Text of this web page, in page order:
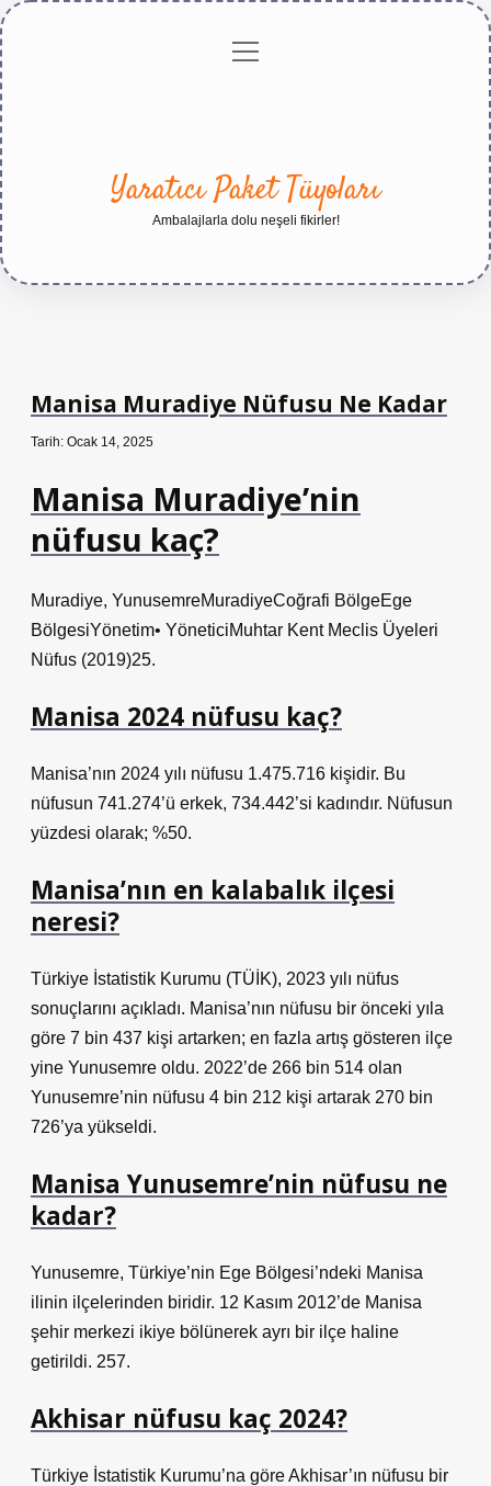
Gizlilikmenüyü
Yaratıcı Paket Tüyoları
Ambalajlarla dolu neşeli fikirler!
Manisa Muradiye Nüfusu Ne Kadar
Tarih: Ocak 14, 2025
Manisa Muradiye’nin
nüfusu kaç?
Muradiye, YunusemreMuradiyeCoğrafi BölgeEge
BölgesiYönetim• YöneticiMuhtar Kent Meclis Üyeleri
Nüfus (2019)25.
Manisa 2024 nüfusu kaç?
Manisa’nın 2024 yılı nüfusu 1.475.716 kişidir. Bu
nüfusun 741.274’ü erkek, 734.442’si kadındır. Nüfusun
yüzdesi olarak; %50.
Manisa’nın en kalabalık ilçesi
neresi?
Türkiye İstatistik Kurumu (TÜİK), 2023 yılı nüfus
sonuçlarını açıkladı. Manisa’nın nüfusu bir önceki yıla
göre 7 bin 437 kişi artarken; en fazla artış gösteren ilçe
yine Yunusemre oldu. 2022’de 266 bin 514 olan
Yunusemre’nin nüfusu 4 bin 212 kişi artarak 270 bin
726’ya yükseldi.
Manisa Yunusemre’nin nüfusu ne
kadar?
Yunusemre, Türkiye’nin Ege Bölgesi’ndeki Manisa
ilinin ilçelerinden biridir. 12 Kasım 2012’de Manisa
şehir merkezi ikiye bölünerek ayrı bir ilçe haline
getirildi. 257.
Akhisar nüfusu kaç 2024?
Türkiye İstatistik Kurumu’na göre Akhisar’ın nüfusu bir